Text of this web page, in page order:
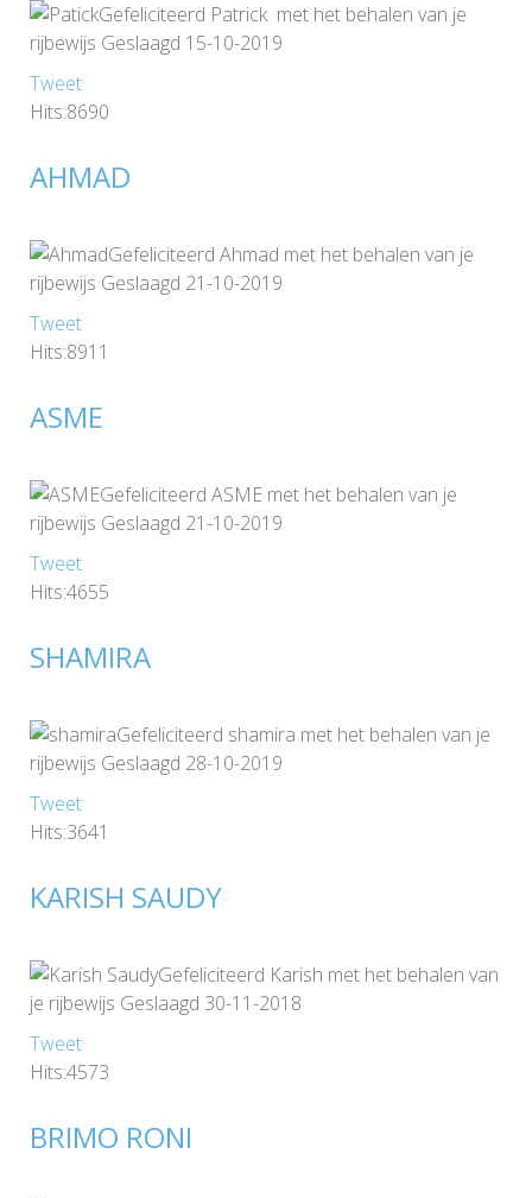
Gefeliciteerd Patrick met het behalen van je
rijbewijs Geslaagd 15-10-2019
Tweet
Hits:8690
AHMAD
Gefeliciteerd Ahmad met het behalen van je
rijbewijs Geslaagd 21-10-2019
Tweet
Hits:8911
ASME
Gefeliciteerd ASME met het behalen van je
rijbewijs Geslaagd 21-10-2019
Tweet
Hits:4655
SHAMIRA
Gefeliciteerd shamira met het behalen van je
rijbewijs Geslaagd 28-10-2019
Tweet
Hits:3641
KARISH SAUDY
Gefeliciteerd Karish met het behalen van
je rijbewijs Geslaagd 30-11-2018
Tweet
Hits:4573
BRIMO RONI